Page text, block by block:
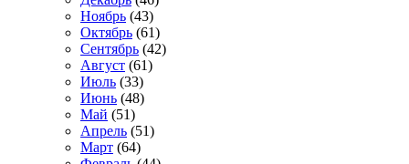
Ноябрь (43)
Октябрь (61)
Сентябрь (42)
Август (61)
Июль (33)
Июнь (48)
Май (51)
Апрель (51)
Март (64)